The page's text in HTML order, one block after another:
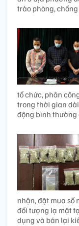
trào phòng,
tổ chức, phân
trong thời gian
động bình thường
nhận, đặt mua số
đối tượng lạ mặt
dụng và bán lại